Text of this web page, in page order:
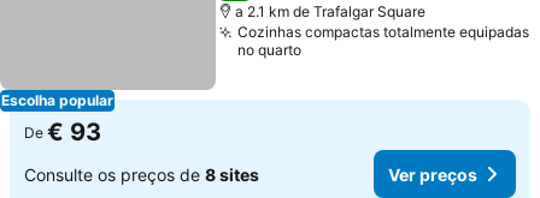
Escolha popular
a 2.1 km de Trafalgar Square
Cozinhas compactas totalmente equipadas
no quarto
De € 93
Consulte os preços de 8 sites Ver preços